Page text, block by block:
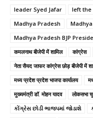
leader Syed Jafar
left the
Madhya Pradesh
Madhya Pradesh BJP
कमलनाथ बीजेपी में शामिल
कांग्रेस
नेता सैयद जाफर कांग्रेस छोड़ बीजेपी में
मध्य प्रदेश प्रदेश भाजपा कार्यालय
मुख्यमंत्री डॉ. मोहन यादव
लोकसभा
કોંગ્રેસ છોડી ભાજપમાં જોડાશે